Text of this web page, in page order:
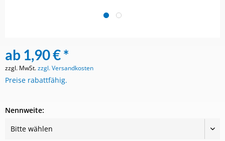
ab 1,90 € *
zzgl. MwSt.zzgl. Versandkosten
Preise rabattfähig.
Nennweite: